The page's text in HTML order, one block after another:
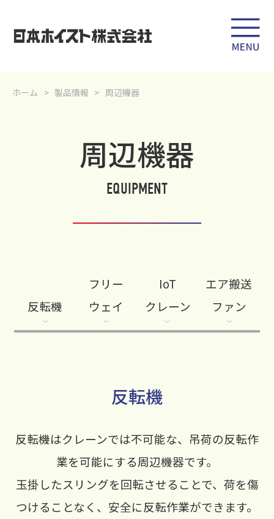
ホーム 製品情報 周辺機器
周辺機器
EQUIPMENT
反転機
フリー
ウェイ
IoT
クレーン
エア搬送
ファン
反転機
反転機はクレーンでは不可能な、吊荷の反転作
業を可能にする周辺機器です。
玉掛したスリングを回転させることで、荷を傷
つけることなく、安全に反転作業ができます。